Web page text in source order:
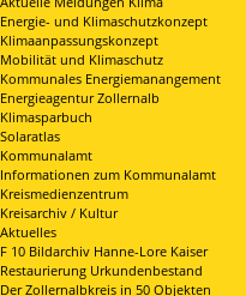
Energie- und Klimaschutzkonzept
Klimaanpassungskonzept
Mobilität und Klimaschutz
Kommunales Energiemanangement
Energieagentur Zollernalb
Klimasparbuch
Solaratlas
Kommunalamt
Informationen zum Kommunalamt
Kreismedienzentrum
Kreisarchiv / Kultur
Aktuelles
F 10 Bildarchiv Hanne-Lore Kaiser
Restaurierung Urkundenbestand
Der Zollernalbkreis in 50 Objekten